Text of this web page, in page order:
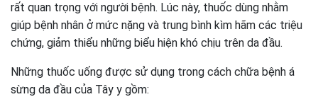
rất quan trọng với người bệnh. Lúc này, thuốc dùng nhằm
giúp bệnh nhân ở mức nặng và trung bình kìm hãm các triệu
chứng, giảm thiểu những biểu hiện khó chịu trên da đầu.
Những thuốc uống được sử dụng trong cách chữa bệnh á
sừng da đầu của Tây y gồm: